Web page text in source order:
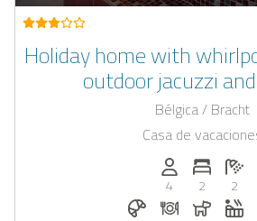
Holiday home with
outdoor jacuzzi
Bélgica / Bracht
Casa de
Personas
4
Numero
2
2
DesayunoCena bajo
Perros